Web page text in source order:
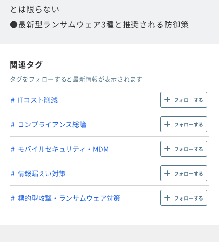
とは限らない
●最新型ランサムウェア3種と推奨される防御策
関連タグ
タグをフォローすると最新情報が表示されます
ITコスト削減 フォローする
コンプライアンス総論 フォローする
モバイルセキュリティ・MDM フォローする
情報漏えい対策 フォローする
標的型攻撃・ランサムウェア対策 フォローする